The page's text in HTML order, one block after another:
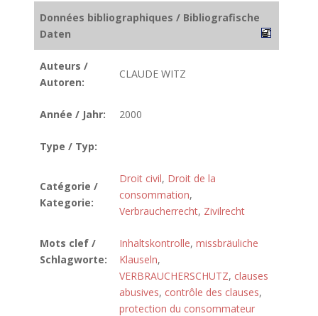
Données bibliographiques / Bibliografische
Daten
Auteurs /
Autoren:
CLAUDE WITZ
Année / Jahr: 2000
Type / Typ:
Catégorie /
Kategorie:
Droit civil, Droit de la
consommation,
Verbraucherrecht, Zivilrecht
Mots clef /
Schlagworte:
Inhaltskontrolle, missbräuliche
Klauseln,
VERBRAUCHERSCHUTZ, clauses
abusives, contrôle des clauses,
protection du consommateur